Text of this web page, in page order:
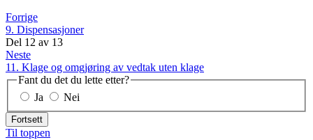
Forrige
9. Dispensasjoner
Del 12 av 13
Neste
11. Klage og omgjøring av vedtak uten klage
Fant du det du lette etter?
Ja
Nei
Fortsett
Til toppen